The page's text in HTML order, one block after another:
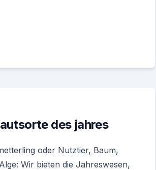
des jahres
oder Nutztier, Baum,
Wir bieten die Jahreswesen,